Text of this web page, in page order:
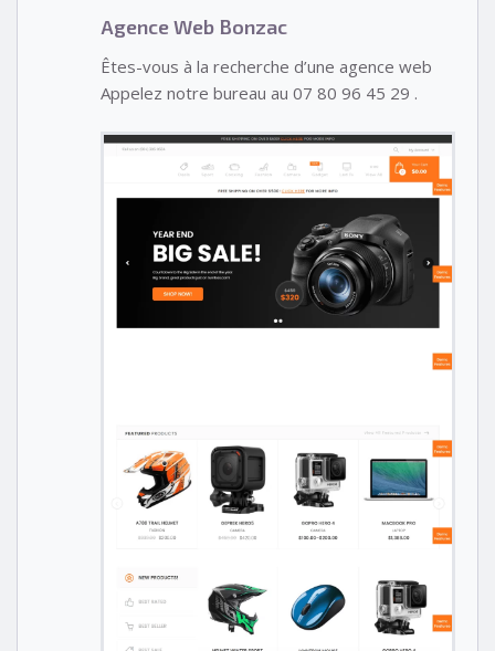
Agence Web Bonzac
Êtes-vous à la recherche d’une agence web
Appelez notre bureau au 07 80 96 45 29 .